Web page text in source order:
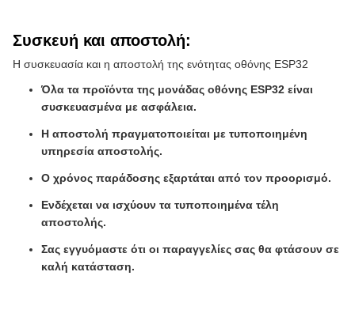
Συσκευή και αποστολή:
Η συσκευασία και η αποστολή της ενότητας οθόνης ESP32
Όλα τα προϊόντα της μονάδας οθόνης ESP32 είναι
συσκευασμένα με ασφάλεια.
Η αποστολή πραγματοποιείται με τυποποιημένη
υπηρεσία αποστολής.
Ο χρόνος παράδοσης εξαρτάται από τον προορισμό.
Ενδέχεται να ισχύουν τα τυποποιημένα τέλη
αποστολής.
Σας εγγυόμαστε ότι οι παραγγελίες σας θα φτάσουν σε
καλή κατάσταση.